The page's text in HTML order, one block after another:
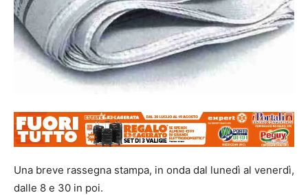
Una breve rassegna stampa, in onda dal lunedì al venerdì,
dalle 8 e 30 in poi.